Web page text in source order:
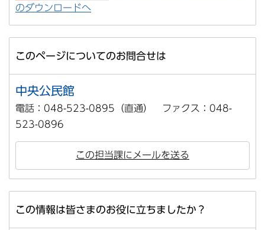
のダウンロードへ
このページについてのお問合せは
中央公民館
電話：048-523-0895（直通） ファクス：048-
523-0896
この担当課にメールを送る
この情報は皆さまのお役に立ちましたか？